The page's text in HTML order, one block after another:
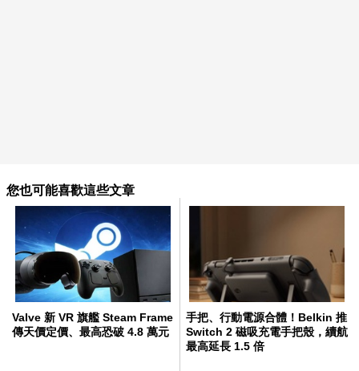
您也可能喜歡這些文章
Valve 新 VR 旗艦 Steam Frame
傳天價定價、最高恐破 4.8 萬元
手把、行動電源合體！Belkin 推
Switch 2 磁吸充電手把殼，續航
最高延長 1.5 倍